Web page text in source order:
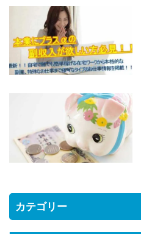
カテゴリー